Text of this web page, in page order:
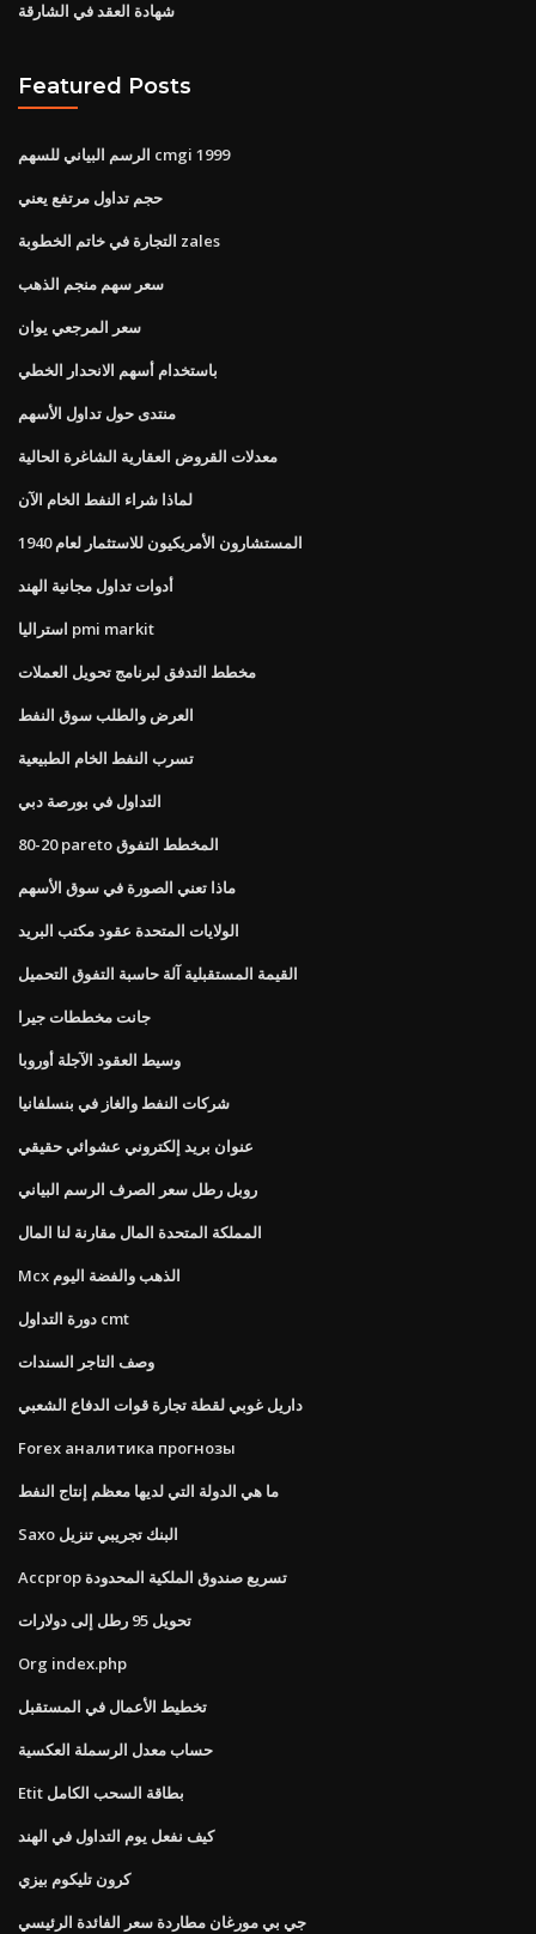
شهادة العقد في الشارقة
Featured Posts
الرسم البياني للسهم cmgi 1999
حجم تداول مرتفع يعني
التجارة في خاتم الخطوبة zales
سعر سهم منجم الذهب
سعر المرجعي يوان
باستخدام أسهم الانحدار الخطي
منتدى حول تداول الأسهم
معدلات القروض العقارية الشاغرة الحالية
لماذا شراء النفط الخام الآن
المستشارون الأمريكيون للاستثمار لعام 1940
أدوات تداول مجانية الهند
استراليا pmi markit
مخطط التدفق لبرنامج تحويل العملات
العرض والطلب سوق النفط
تسرب النفط الخام الطبيعية
التداول في بورصة دبي
80-20 pareto المخطط التفوق
ماذا تعني الصورة في سوق الأسهم
الولايات المتحدة عقود مكتب البريد
القيمة المستقبلية آلة حاسبة التفوق التحميل
جانت مخططات جيرا
وسيط العقود الآجلة أوروبا
شركات النفط والغاز في بنسلفانيا
عنوان بريد إلكتروني عشوائي حقيقي
روبل رطل سعر الصرف الرسم البياني
المملكة المتحدة المال مقارنة لنا المال
Mcx الذهب والفضة اليوم
دورة التداول cmt
وصف التاجر السندات
داريل غوبي لقطة تجارة قوات الدفاع الشعبي
Forex аналитика прогнозы
ما هي الدولة التي لديها معظم إنتاج النفط
Saxo البنك تجريبي تنزيل
Accprop تسريع صندوق الملكية المحدودة
تحويل 95 رطل إلى دولارات
Org index.php
تخطيط الأعمال في المستقبل
حساب معدل الرسملة العكسية
Etit بطاقة السحب الكامل
كيف نفعل يوم التداول في الهند
كرون تليكوم بيزي
جي بي مورغان مطاردة سعر الفائدة الرئيسي